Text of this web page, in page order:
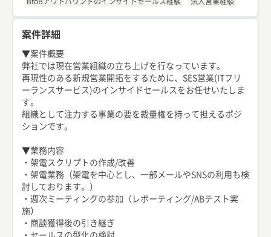
案件詳細
▼案件概要
弊社では現在営業組織の立ち上げを行なっています。
再現性のある新規営業開拓をするために、SES営業(ITフリ
ーランスサービス)のインサイドセールスをお任せいたしま
す。
組織として注力する事業の要を裁量権を持って担えるポジ
ションです。
▼業務内容
・架電スクリプトの作成/改善
・架電業務（架電を中心とし、一部メールやSNSの利用も検
討しております。）
・週次ミーティングの参加（レポーティング/ABテスト実
施）
・商談獲得後の引き継ぎ
・セールスの型化の検討